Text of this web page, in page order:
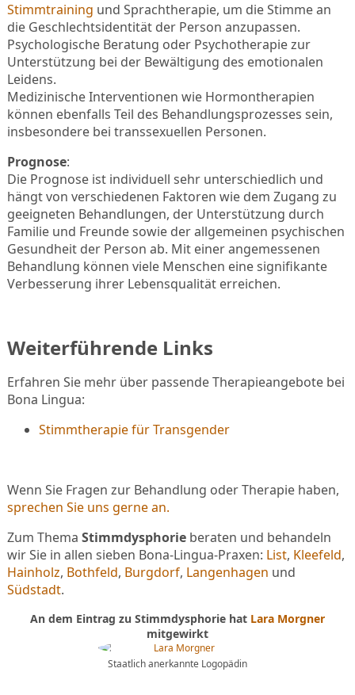
Stimmtraining und Sprachtherapie, um die Stimme an
die Geschlechtsidentität der Person anzupassen.
Psychologische Beratung oder Psychotherapie zur
Unterstützung bei der Bewältigung des emotionalen
Leidens.
Medizinische Interventionen wie Hormontherapien
können ebenfalls Teil des Behandlungsprozesses sein,
insbesondere bei transsexuellen Personen.
Prognose:
Die Prognose ist individuell sehr unterschiedlich und
hängt von verschiedenen Faktoren wie dem Zugang zu
geeigneten Behandlungen, der Unterstützung durch
Familie und Freunde sowie der allgemeinen psychischen
Gesundheit der Person ab. Mit einer angemessenen
Behandlung können viele Menschen eine signifikante
Verbesserung ihrer Lebensqualität erreichen.
Weiterführende Links
Erfahren Sie mehr über passende Therapieangebote bei
Bona Lingua:
Stimmtherapie für Transgender
Wenn Sie Fragen zur Behandlung oder Therapie haben,
sprechen Sie uns gerne an.
Zum Thema Stimmdysphorieberaten und behandeln
wir Sie in allen sieben Bona-Lingua-Praxen: List, Kleefeld,
Hainholz, Bothfeld, Burgdorf, Langenhagen und
Südstadt.
An dem Eintrag zu Stimmdysphorie hat Lara Morgner
mitgewirkt
Staatlich anerkannte Logopädin